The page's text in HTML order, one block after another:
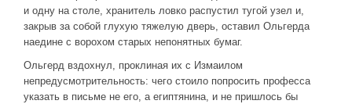
и одну на столе, хранитель ловко распустил тугой узел и,
закрыв за собой глухую тяжелую дверь, оставил Ольгерда
наедине с ворохом старых непонятных бумаг.
Ольгерд вздохнул, проклиная их с Измаилом
непредусмотрительность: чего стоило попросить професса
указать в письме не его, а египтянина, и не пришлось бы